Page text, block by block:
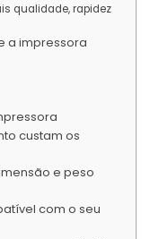
qualidade, rapidez
a impressora
custam os
e peso
com o seu